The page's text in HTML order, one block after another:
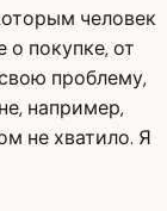
человек
о покупке, от
проблему,
например,
не хватило. Я